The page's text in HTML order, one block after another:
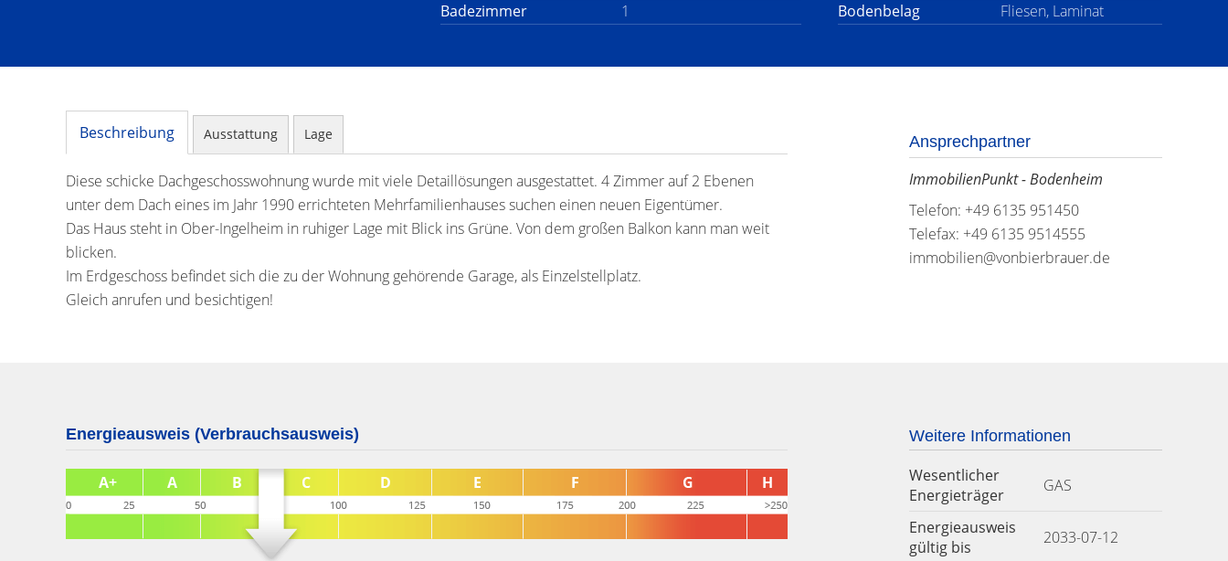
Badezimmer
1 Bodenbelag Fliesen, Laminat
Beschreibung Ausstattung Lage
Diese schicke Dachgeschosswohnung wurde mit viele Detaillösungen ausgestattet. 4 Zimmer auf 2 Ebenen
unter dem Dach eines im Jahr 1990 errichteten Mehrfamilienhauses suchen einen neuen Eigentümer.
Das Haus steht in Ober-Ingelheim in ruhiger Lage mit Blick ins Grüne. Von dem großen Balkon kann man weit
blicken.
Im Erdgeschoss befindet sich die zu der Wohnung gehörende Garage, als Einzelstellplatz.
Gleich anrufen und besichtigen!
Ansprechpartner
ImmobilienPunkt - Bodenheim
Telefon: +49 6135 951450
Telefax: +49 6135 9514555
immobilien@vonbierbrauer.de
Energieausweis (Verbrauchsausweis) Weitere Informationen
Wesentlicher
Energieträger
GAS
Energieausweis
gültig bis
2033-07-12